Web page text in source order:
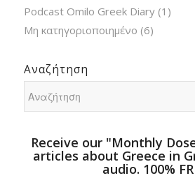
Podcast Omilo Greek Diary(1)
Μη κατηγοριοποιημένο (6)
Αναζήτηση
Receive our "Monthly
articles about Greece in
audio. 100%